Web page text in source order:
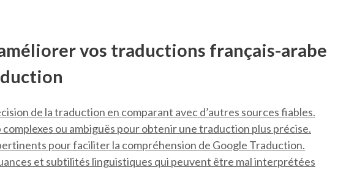
vos traductions français-arabe
de la traduction en comparant avec d’autres sources fiables.
ou ambiguës pour obtenir une traduction plus précise.
pour faciliter la compréhension de Google Traduction.
et subtilités linguistiques qui peuvent être mal interprétées